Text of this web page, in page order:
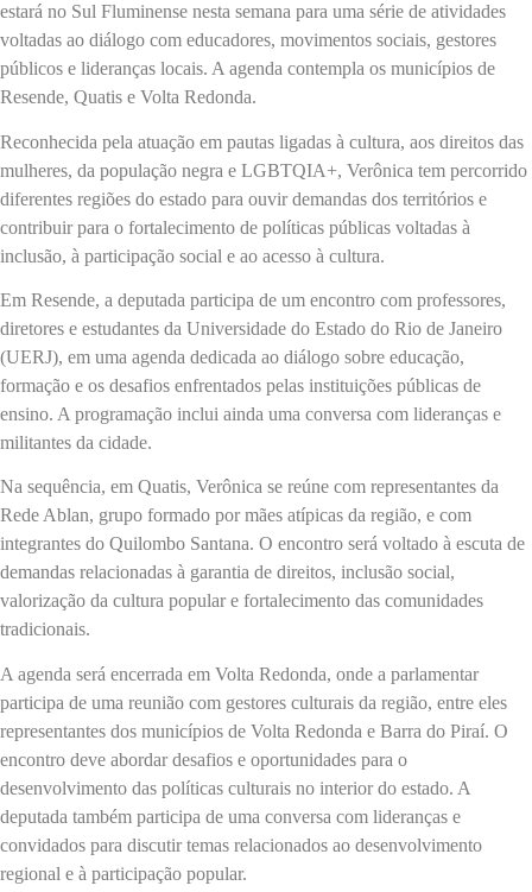
estará no Sul Fluminense nesta semana para uma série de atividades
voltadas ao diálogo com educadores, movimentos sociais, gestores
públicos e lideranças locais. A agenda contempla os municípios de
Resende, Quatis e Volta Redonda.
Reconhecida pela atuação em pautas ligadas à cultura, aos direitos das
mulheres, da população negra e LGBTQIA+, Verônica tem percorrido
diferentes regiões do estado para ouvir demandas dos territórios e
contribuir para o fortalecimento de políticas públicas voltadas à
inclusão, à participação social e ao acesso à cultura.
Em Resende, a deputada participa de um encontro com professores,
diretores e estudantes da Universidade do Estado do Rio de Janeiro
(UERJ), em uma agenda dedicada ao diálogo sobre educação,
formação e os desafios enfrentados pelas instituições públicas de
ensino. A programação inclui ainda uma conversa com lideranças e
militantes da cidade.
Na sequência, em Quatis, Verônica se reúne com representantes da
Rede Ablan, grupo formado por mães atípicas da região, e com
integrantes do Quilombo Santana. O encontro será voltado à escuta de
demandas relacionadas à garantia de direitos, inclusão social,
valorização da cultura popular e fortalecimento das comunidades
tradicionais.
A agenda será encerrada em Volta Redonda, onde a parlamentar
participa de uma reunião com gestores culturais da região, entre eles
representantes dos municípios de Volta Redonda e Barra do Piraí. O
encontro deve abordar desafios e oportunidades para o
desenvolvimento das políticas culturais no interior do estado. A
deputada também participa de uma conversa com lideranças e
convidados para discutir temas relacionados ao desenvolvimento
regional e à participação popular.